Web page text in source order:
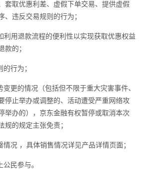
套取优惠利差、虚假下单交易、提供虚假
、违反交易规则的行为；
利用退款流程的便利性以实现获取优惠权益
款的；
行为；
更的情况（包括但不限于重大灾害事件、
停止举办或调整的、活动遭受严重网络攻
举办的），京东金融有权暂停或取消本次
规的规定主张免责；
况 ，具体销售情况详见产品详情页面；
民参与。